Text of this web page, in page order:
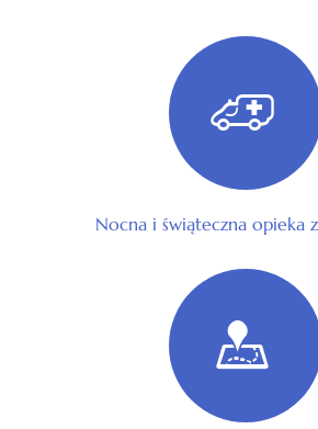
Nocna i świąteczna opieka